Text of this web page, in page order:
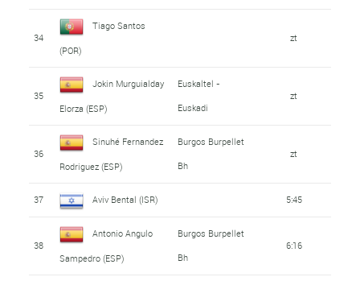
34
Tiago Santos
(POR)
zt
35
Jokin Murguialday
Elorza (ESP)
Euskaltel -
Euskadi
zt
36
Sinuhé Fernandez
Rodriguez (ESP)
Burgos Burpellet
Bh
zt
37 Aviv Bental (ISR) 5:45
38
Antonio Angulo
Sampedro (ESP)
Burgos Burpellet
Bh
6:16